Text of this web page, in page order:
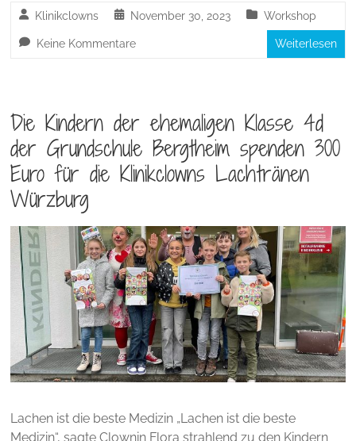
Klinikclowns November 30, 2023 Workshop
Keine Kommentare Weiterlesen
Die Kindern der ehemaligen Klasse 4d
der Grundschule Bergtheim spenden 300
Euro für die Klinikclowns Lachtränen
Würzburg
Lachen ist die beste Medizin „Lachen ist die beste
Medizin“, sagte Clownin Flora strahlend zu den Kindern